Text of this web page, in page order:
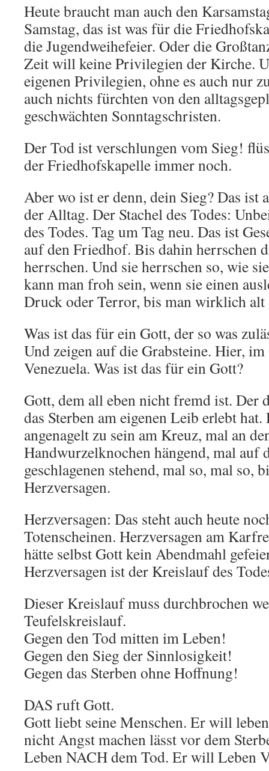
Heute braucht man auch den
Samstag, das ist was für die
die Jugendweihefeier. Oder die
Zeit will keine Privilegien der Kirche.
eigenen Privilegien, ohne es auch nur
auch nichts fürchten von den
geschwächten Sonntagschristen.
Der Tod ist verschlungen vom Sieg!
der Friedhofskapelle immer noch.
Aber wo ist er denn, dein Sieg? Das ist
der Alltag. Der Stachel des Todes:
des Todes. Tag um Tag neu. Das ist
auf den Friedhof. Bis dahin herrschen
herrschen. Und sie herrschen so, wie
kann man froh sein, wenn sie einen
Druck oder Terror, bis man wirklich alt
Was ist das für ein Gott, der so was
Und zeigen auf die Grabsteine. Hier,
Venezuela. Was ist das für ein Gott?
Gott, dem all eben nicht fremd ist. Der
das Sterben am eigenen Leib erlebt
angenagelt zu sein am Kreuz, mal an
Handwurzelknochen hängend, mal auf
geschlagenen stehend, mal so, mal so,
Herzversagen.
Herzversagen: Das steht auch heute
Totenscheinen. Herzversagen am
hätte selbst Gott kein Abendmahl
Herzversagen ist der Kreislauf des
Dieser Kreislauf muss durchbrochen
Teufelskreislauf.
Gegen den Tod mitten im Leben!
Gegen den Sieg der Sinnlosigkeit!
Gegen das Sterben ohne Hoffnung!
DAS ruft Gott.
Gott liebt seine Menschen. Er will
nicht Angst machen lässt vor dem
Leben NACH dem Tod. Er will Leben